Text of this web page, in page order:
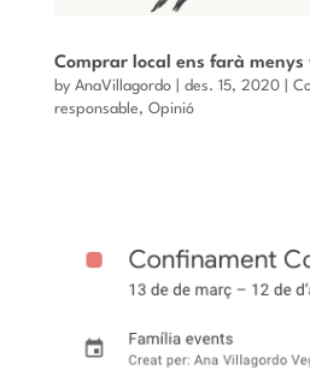
Comprar local ens farà menys
by AnaVillagordo| des. 15, 2020|
responsable, Opinió